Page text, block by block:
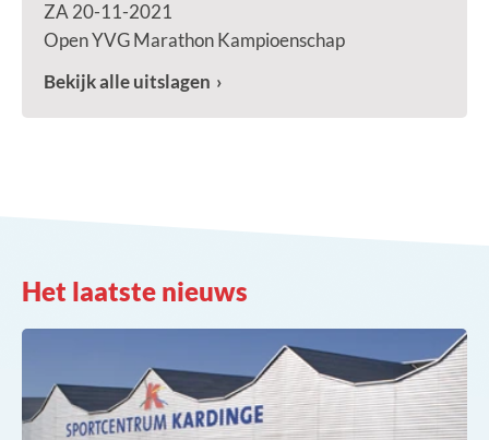
ZA 20-11-2021
Open YVG Marathon Kampioenschap
Bekijk alle uitslagen
Het laatste nieuws